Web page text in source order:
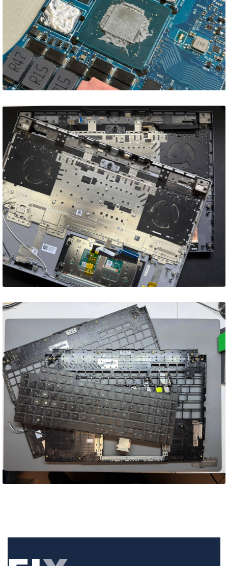
Lenovo Legion Slim 5 –
новий топкейс та
обслуговування
Asus TUF Gaming F15 –
зламані завіси матриці